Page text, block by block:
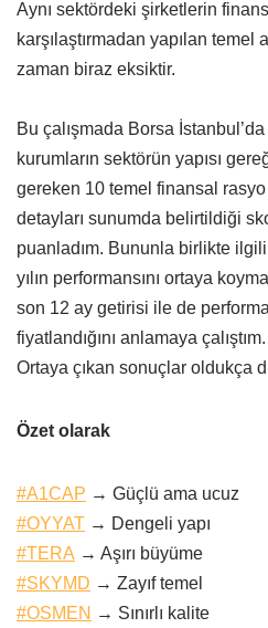
Aynı sektördeki şirketlerin
karşılaştırmadan yapılan temel
zaman biraz eksiktir.
Bu çalışmada Borsa
kurumların sektörün yapısı
gereken 10 temel finansal rasyo
detayları sunumda belirtildiği
puanladım. Bununla birlikte
yılın performansını ortaya
son 12 ay getirisi ile de
fiyatlandığını anlamaya çalıştım.
Ortaya çıkan sonuçlar oldukça
Özet olarak
#A1CAP → Güçlü ama ucuz
#OYYAT → Dengeli yapı
#TERA → Aşırı büyüme
#SKYMD → Zayıf temel
#OSMEN → Sınırlı kalite